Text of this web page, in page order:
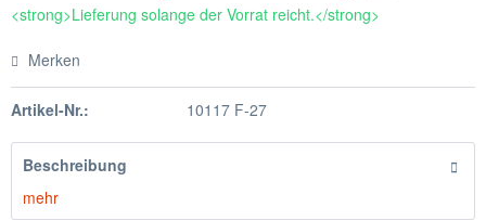
<strong>Lieferung solange der Vorrat reicht.</strong>
Merken
Artikel-Nr.: 10117 F-27
Beschreibung
mehr